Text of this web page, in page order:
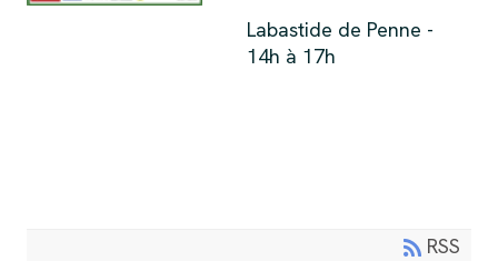
Labastide de Penne -
14h à 17h
RSS